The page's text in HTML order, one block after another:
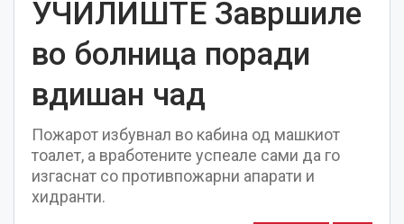
УЧИЛИШТЕ Завршиле
во болница поради
вдишан чад
Пожарот избувнал во кабина од машкиот
тоалет, а вработените успеале сами да го
изгаснат со противпожарни апарати и
хидранти.